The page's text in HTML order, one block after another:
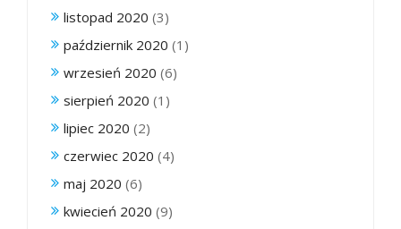
listopad 2020 (3)
październik 2020 (1)
wrzesień 2020 (6)
sierpień 2020 (1)
lipiec 2020 (2)
czerwiec 2020 (4)
maj 2020 (6)
kwiecień 2020 (9)